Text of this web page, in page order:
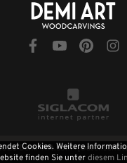
Demi-Art.com
Cookies. Weitere
finden Sie unterdiesem